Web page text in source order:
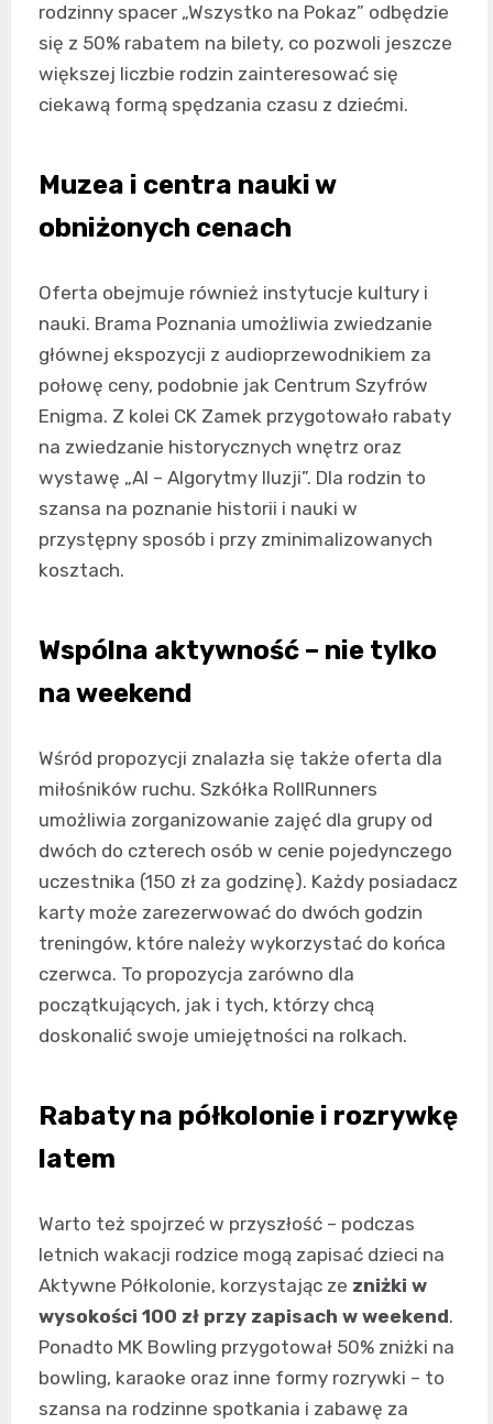
rodzinny spacer „Wszystko na Pokaz” odbędzie
się z 50% rabatem na bilety, co pozwoli jeszcze
większej liczbie rodzin zainteresować się
ciekawą formą spędzania czasu z dziećmi.
Muzea i centra nauki w
obniżonych cenach
Oferta obejmuje również instytucje kultury i
nauki. Brama Poznania umożliwia zwiedzanie
głównej ekspozycji z audioprzewodnikiem za
połowę ceny, podobnie jak Centrum Szyfrów
Enigma. Z kolei CK Zamek przygotowało rabaty
na zwiedzanie historycznych wnętrz oraz
wystawę „AI – Algorytmy Iluzji”. Dla rodzin to
szansa na poznanie historii i nauki w
przystępny sposób i przy zminimalizowanych
kosztach.
Wspólna aktywność – nie tylko
na weekend
Wśród propozycji znalazła się także oferta dla
miłośników ruchu. Szkółka RollRunners
umożliwia zorganizowanie zajęć dla grupy od
dwóch do czterech osób w cenie pojedynczego
uczestnika (150 zł za godzinę). Każdy posiadacz
karty może zarezerwować do dwóch godzin
treningów, które należy wykorzystać do końca
czerwca. To propozycja zarówno dla
początkujących, jak i tych, którzy chcą
doskonalić swoje umiejętności na rolkach.
Rabaty na półkolonie i rozrywkę
latem
Warto też spojrzeć w przyszłość – podczas
letnich wakacji rodzice mogą zapisać dzieci na
Aktywne Półkolonie, korzystając ze zniżki w
wysokości 100 zł przy zapisach w weekend.
Ponadto MK Bowling przygotował 50% zniżki na
bowling, karaoke oraz inne formy rozrywki – to
szansa na rodzinne spotkania i zabawę za